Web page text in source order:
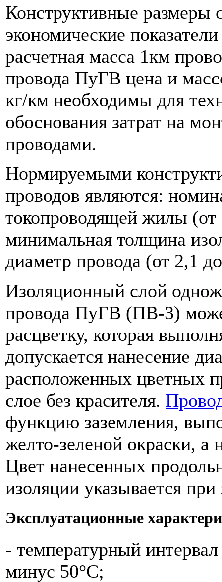
Конструктивные размеры
экономические
расчетная масса 1км
провода ПуГВ цена и
кг/км необходимы для
обоснования затрат на
проводами.
Нормируемыми
проводов являются:
токопроводящей жилы
минимальная толщина
диаметр провода (от 2,1
Изоляционный слой
провода ПуГВ (ПВ-3)
расцветку, которая
допускается нанесение
расположенных цветных
слое без красителя.
функцию заземления,
желто-зеленой окраски, а
Цвет нанесенных
изоляции указывается при
Эксплуатационные
- температурный
минус 50°С;